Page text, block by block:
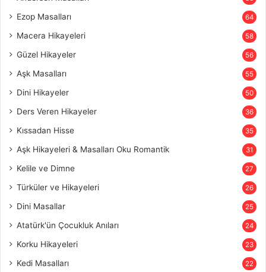
Ezop Masalları 64
Macera Hikayeleri 58
Güzel Hikayeler 56
Aşk Masalları 55
Dini Hikayeler 50
Ders Veren Hikayeler 36
Kıssadan Hisse 35
Aşk Hikayeleri & Masalları Oku Romantik 31
Kelile ve Dimne 27
Türküler ve Hikayeleri 26
Dini Masallar 25
Atatürk'ün Çocukluk Anıları 24
Korku Hikayeleri 23
Kedi Masalları 22